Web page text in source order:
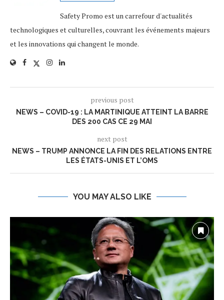
Safety Promo est un carrefour d'actualités
technologiques et culturelles, couvrant les événements majeurs
et les innovations qui changent le monde.
previous post
NEWS – COVID-19 : LA MARTINIQUE ATTEINT LA BARRE
DES 200 CAS CE 29 MAI
next post
NEWS – TRUMP ANNONCE LA FIN DES RELATIONS ENTRE
LES ÉTATS-UNIS ET L’OMS
YOU MAY ALSO LIKE